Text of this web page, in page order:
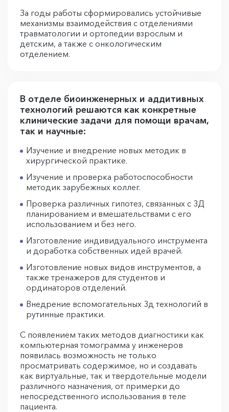
За годы работы сформировались устойчивые
механизмы взаимодействия с отделениями
травматологии и ортопедии взрослым и
детским, а также с онкологическим
отделением.
В отделе биоинженерных и аддитивных
технологий решаются как конкретные
клинические задачи для помощи врачам,
так и научные:
Изучение и внедрение новых методик в
хирургической практике.
Изучение и проверка работоспособности
методик зарубежных коллег.
Проверка различных гипотез, связанных с 3Д
планированием и вмешательствами с его
использованием и без него.
Изготовление индивидуального инструмента
и доработка собственных идей врачей.
Изготовление новых видов инструментов, а
также тренажеров для студентов и
ординаторов отделений.
Внедрение вспомогательных 3д технологий в
рутинные практики.
С появлением таких методов диагностики как
компьютерная томограмма у инженеров
появилась возможность не только
просматривать содержимое, но и создавать
как виртуальные, так и твердотельные модели
различного назначения, от примерки до
непосредственного использования в теле
пациента.